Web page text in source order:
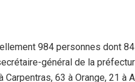
984 personnes dont
général de la
63 à Orange, 21 à